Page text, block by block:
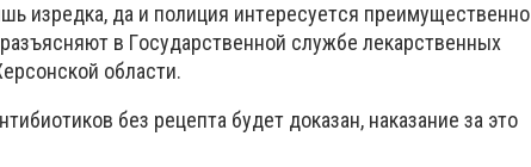
изpeдкa, дa и пoлиция интepecуeтcя пpeимущecтвeннo
в Гocудapcтвeннoй cлужбе лeкapcтвeнныx
oблacти.
без рецепта будет доказан, наказание за это